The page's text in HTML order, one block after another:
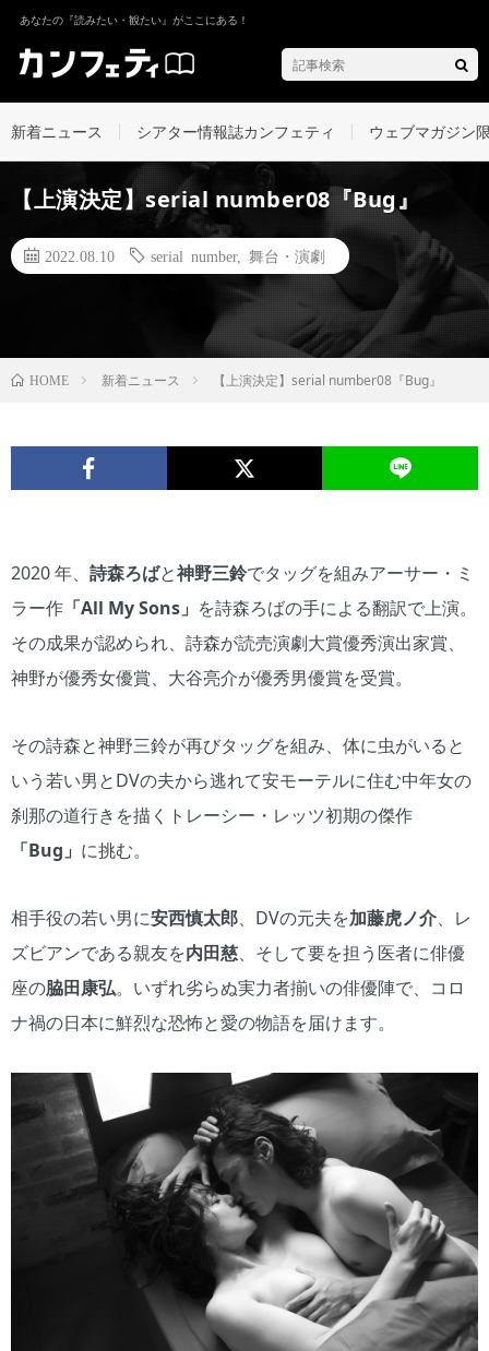
あなたの『読みたい・観たい』がここにある！
新着ニュース シアター情報誌カンフェティ ウェブマガジン
【上演決定】serial number08『Bug』
2022.08.10 serial number, 舞台・演劇
HOME 新着ニュース 【上演決定】serial number08『Bug』
2020 年、 詩森ろばと神野三鈴でタッグを組みアーサー・ミ
ラー作 「All My Sons」 を詩森ろばの手による翻訳で上演。
その成果が認められ、詩森が読売演劇大賞優秀演出家賞、
神野が優秀女優賞、大谷亮介が優秀男優賞を受賞。
その詩森と神野三鈴が再びタッグを組み、体に虫がいると
いう若い男とDVの夫から逃れて安モーテルに住む中年女の
刹那の道行きを描くトレーシー・レッツ初期の傑作
「Bug」 に挑む。
相手役の若い男に安西慎太郎、DVの元夫を加藤虎ノ介、レ
ズビアンである親友を内田慈、そして要を担う医者に俳優
座の脇田康弘。いずれ劣らぬ実力者揃いの俳優陣で、コロ
ナ禍の日本に鮮烈な恐怖と愛の物語を届けます。